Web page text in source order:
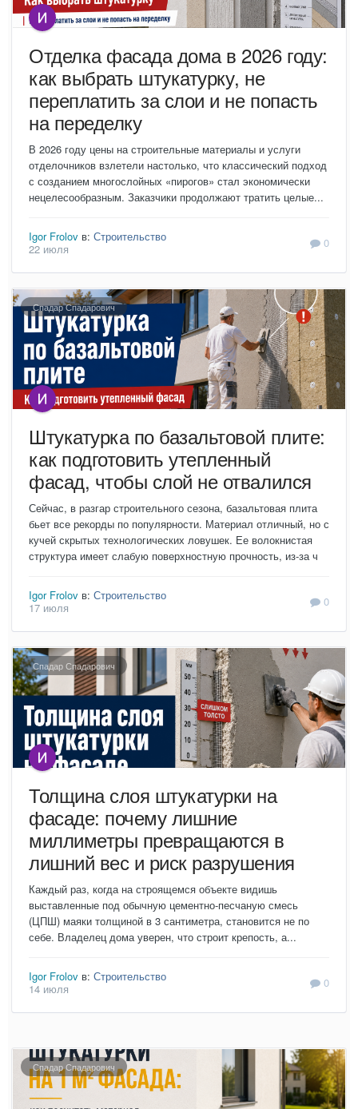
Отделка фасада дома в 2026 году:
как выбрать штукатурку, не
переплатить за слои и не попасть
на переделку
В 2026 году цены на строительные материалы и услуги
отделочников взлетели настолько, что классический подход
с созданием многослойных «пирогов» стал экономически
нецелесообразным. Заказчики продолжают тратить целые...
Igor Frolov в: Строительство
22 июля
0
Спадар Спадарович
Штукатурка по базальтовой плите:
как подготовить утепленный
фасад, чтобы слой не отвалился
Сейчас, в разгар строительного сезона, базальтовая плита
бьет все рекорды по популярности. Материал отличный, но с
кучей скрытых технологических ловушек. Ее волокнистая
структура имеет слабую поверхностную прочность, из-за ч
Igor Frolov в: Строительство
17 июля
0
Спадар Спадарович
Толщина слоя штукатурки на
фасаде: почему лишние
миллиметры превращаются в
лишний вес и риск разрушения
Каждый раз, когда на строящемся объекте видишь
выставленные под обычную цементно-песчаную смесь
(ЦПШ) маяки толщиной в 3 сантиметра, становится не по
себе. Владелец дома уверен, что строит крепость, а...
Igor Frolov в: Строительство
14 июля
0
Спадар Спадарович